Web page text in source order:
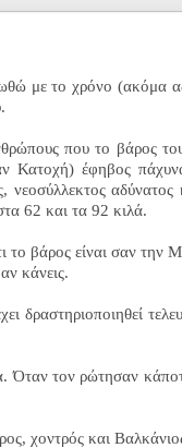
με το χρόνο (ακόμα
που το βάρος
Κατοχή) έφηβος
νεοσύλλεκτος
62 και τα 92 κιλά.
το βάρος είναι σαν
κάνεις.
δραστηριοποιηθεί
τον ρώτησαν
χοντρός και